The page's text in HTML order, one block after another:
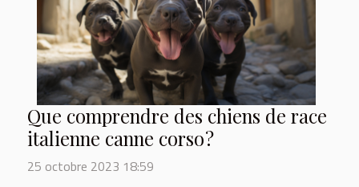
Que comprendre des chiens de race
italienne canne corso ?
25 octobre 2023 18:59